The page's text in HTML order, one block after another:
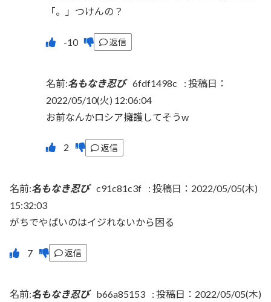
「。」つけんの？
返信
名前:名もなき忍び 6fdf1498c : 投稿日：
2022/05/10(火) 12:06:04
お前なんかロシア擁護してそうw
返信
名前:名もなき忍び c91c81c3f : 投稿日：2022/05/05(木)
15:32:03
がちでやばいのはイジれないから困る
返信
名前:名もなき忍び b66a85153 : 投稿日：2022/05/05(木)